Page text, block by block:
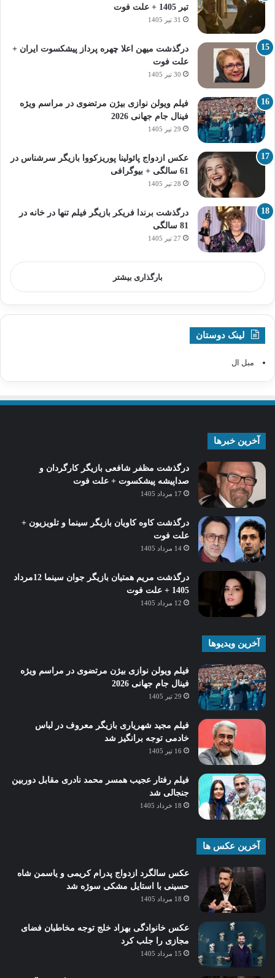
تیر 1405 + علت فوت
31 تیر 1405
درگذشت میهن اعلا چهره پرداز پیشکسوت ایران +
علت فوت
30 تیر 1405
فیلم ویولن نوازی بیژن مرتضوی در مراسم ویژه
فینال جام جهانی 2026
29 تیر 1405
عکس ازدواج پائولینا پوریزکووا بازیگر سرشناس در
61 سالگی + بیوگرافی
28 تیر 1405
درگذشت برندا فریکر بازیگر فیلم تنها در خانه در
81 سالگی
27 تیر 1405
بارگذاری بیشتر
لینک دوستان
مبل ال
آخرین خبرها
درگذشت مظفر شافعی بازیگر کارگردان و
صداپیشه پیشکسوت + علت فوت
17 مرداد 1405
درگذشت کاوه کاویان بازیگر سینما و تلویزیون +
علت فوت
14 مرداد 1405
درگذشت مریم همتیان بازیگر جوان سینما 12مرداد
1405 + علت فوت
12 مرداد 1405
آخرین ویدیوها
فیلم ویولن نوازی بیژن مرتضوی در مراسم ویژه
فینال جام جهانی 2026
29 تیر 1405
فیلم مجید شهریاری بازیگر معروف در لباس
خادمی توجه برانگیز شد
16 تیر 1405
فیلم رفتار عجیب همسر محمد نادری مقابل دوربین
جنجالی شد
18 خرداد 1405
آخرین عکس ها
عکس سالگرد ازدواج پدرام کریمی و یاسمن شاه‌
حسینی با استایل مشکی سوژه شد
18 مرداد 1405
عکس خانوادگی بهزاد خلج توجه مخاطبان فضای
مجازی را جلب کرد
15 مرداد 1405